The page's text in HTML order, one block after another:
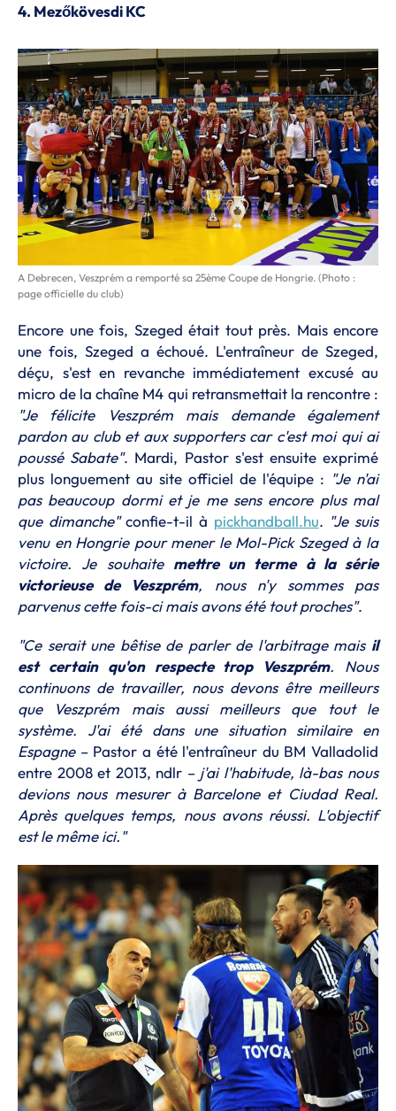
4. Mezőkövesdi KC
A Debrecen, Veszprém a remporté sa 25ème Coupe de Hongrie. (Photo :
page officielle du club)
Encore une fois, Szeged était tout près. Mais encore
une fois, Szeged a échoué. L'entraîneur de Szeged,
déçu, s'est en revanche immédiatement excusé au
micro de la chaîne M4 qui retransmettait la rencontre :
"Je félicite Veszprém mais demande également
pardon au club et aux supporters car c'est moi qui ai
poussé Sabate". Mardi, Pastor s'est ensuite exprimé
plus longuement au site officiel de l'équipe : "Je n'ai
pas beaucoup dormi et je me sens encore plus mal
que dimanche"confie-t-il à pickhandball.hu. "Je suis
venu en Hongrie pour mener le Mol-Pick Szeged à la
victoire. Je souhaite mettre un terme à la série
victorieuse de Veszprém, nous n'y sommes pas
parvenus cette fois-ci mais avons été tout proches".
"Ce serait une bêtise de parler de l'arbitrage mais il
est certain qu'on respecte trop Veszprém. Nous
continuons de travailler, nous devons être meilleurs
que Veszprém mais aussi meilleurs que tout le
système. J'ai été dans une situation similaire en
Espagne– Pastor a été l'entraîneur du BM Valladolid
entre 2008 et 2013, ndlr – j'ai l'habitude, là-bas nous
devions nous mesurer à Barcelone et Ciudad Real.
Après quelques temps, nous avons réussi. L'objectif
est le même ici."